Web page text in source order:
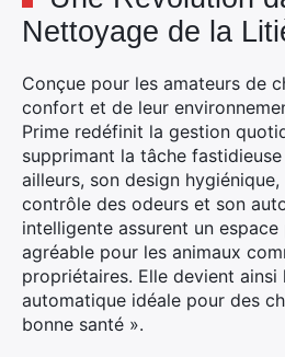
Nettoyage de la
Conçue pour les amateurs de
confort et de leur
Prime redéfinit la gestion
supprimant la tâche
ailleurs, son design
contrôle des odeurs et son
intelligente assurent un
agréable pour les animaux
propriétaires. Elle devient ainsi
automatique idéale pour des
bonne santé ».